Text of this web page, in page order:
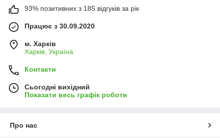
93% позитивних з 185 відгуків за рік
Працює з 30.09.2020
м. Харків
Харків, Україна
Контакти
Сьогодні вихідний
Показати весь графік роботи
Про нас